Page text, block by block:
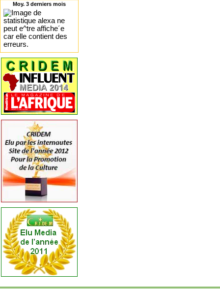
Moy. 3 derniers mois